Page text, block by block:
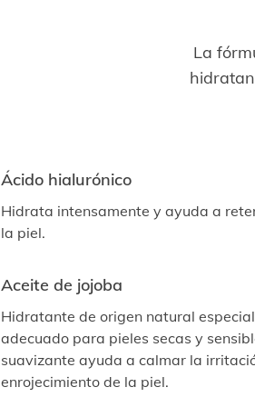
La
Ácido hialurónico
Hidrata intensamente y ayuda a
la piel.
Aceite de jojoba
Hidratante de origen natural
adecuado para pieles secas y
suavizante ayuda a calmar la
enrojecimiento de la piel.